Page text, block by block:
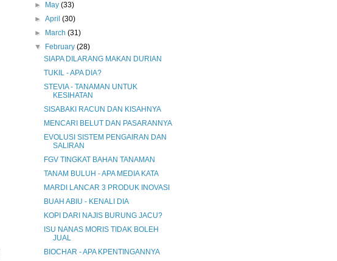
►
May(33)
►April(30)
►
March(31)
▼
February(28)
SIAPA DILARANG MAKAN DURIAN
TUKIL - APA DIA?
STEVIA - TANAMAN UNTUK
KESIHATAN
SISABAKI RACUN DAN KISAHNYA
MENCARI BELUT DAN PASARANNYA
EVOLUSI SISTEM PENGAIRAN DAN
SALIRAN
FGV TINGKAT BAHAN TANAMAN
TANAM BULUH - APA MEDIA KATA
MARDI LANCAR 3 PRODUK INOVASI
BUAH ABIU - KENALI DIA
KOPI DARI NAJIS BURUNG JACU?
ISU NANAS MORIS TIDAK BOLEH
JUAL
BIOCHAR - APA KPENTINGANNYA